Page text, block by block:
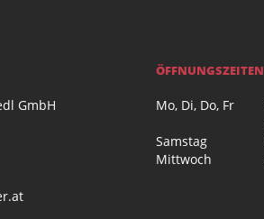
GmbH
ÖFFNUNGSZEITEN
Mo, Di, Do, Fr
Samstag
Mittwoch